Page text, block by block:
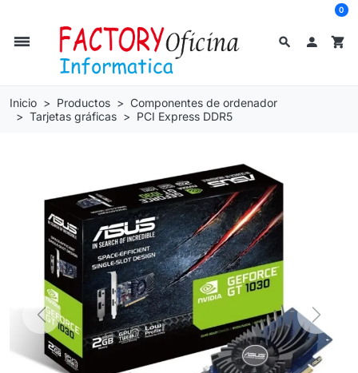
search
dehaze  shopping_cart
0
Inicio Productos
Componentes de ordenador
Tarjetas gráficas
PCI Express DDR5
Previous Next